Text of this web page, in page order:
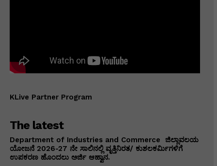
KLive Partner Program
The latest
Department of Industries and Commerce ಜಿಲ್ಲಾವಲಯ
ಯೋಜನೆ 2026-27 ನೇ ಸಾಲಿನಲ್ಲಿ ವೃತ್ತಿನಿರತ/ ಕುಶಲಕರ್ಮಿಗಳಿಗೆ
ಉಪಕರಣ ಹೊಂದಲು ಅರ್ಜಿ ಆಹ್ವಾನ.